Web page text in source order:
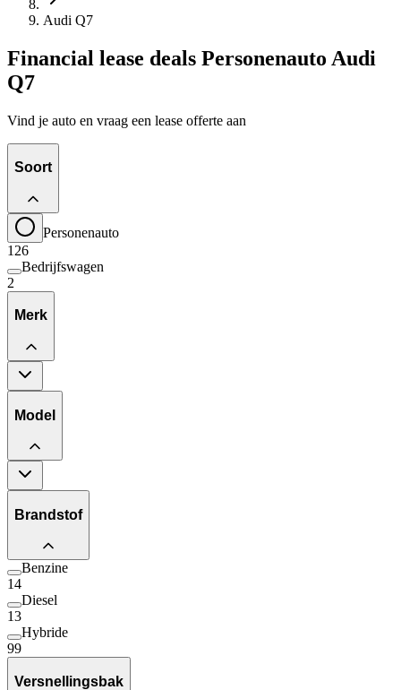
Audi Q7
Financial lease deals Personenauto Audi
Q7
Vind je auto en vraag een lease offerte aan
Soort
Personenauto
126
Bedrijfswagen
2
Merk
Model
Brandstof
Benzine
14
Diesel
13
Hybride
99
Versnellingsbak